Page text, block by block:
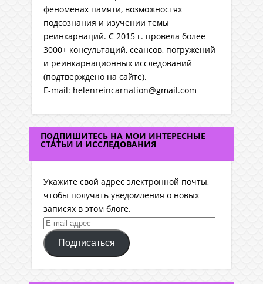
феноменах памяти, возможностях
подсознания и изучении темы
реинкарнаций. C 2015 г. провела более
3000+ консультаций, сеансов, погружений
и реинкарнационных исследований
(подтверждено на сайте).
E-mail: helenreincarnation@gmail.com
ПОДПИШИТЕСЬ НА МОИ ИНТЕРЕСНЫЕ
СТАТЬИ И ИССЛЕДОВАНИЯ
Укажите свой адрес электронной почты,
чтобы получать уведомления о новых
записях в этом блоге.
E-
mail
адрес
Подписаться